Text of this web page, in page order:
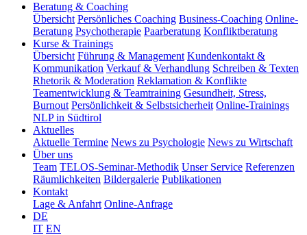
Beratung & Coaching
Übersicht Persönliches Coaching Business-Coaching Online-
Beratung Psychotherapie Paarberatung Konfliktberatung
Kurse & Trainings
Übersicht Führung & Management Kundenkontakt &
Kommunikation Verkauf & Verhandlung Schreiben & Texten
Rhetorik & Moderation Reklamation & Konflikte
Teamentwicklung & Teamtraining Gesundheit, Stress,
Burnout Persönlichkeit & Selbstsicherheit Online-Trainings
NLP in Südtirol
Aktuelles
Aktuelle Termine News zu Psychologie News zu Wirtschaft
Über uns
Team TELOS-Seminar-Methodik Unser Service Referenzen
Räumlichkeiten Bildergalerie Publikationen
Kontakt
Lage & Anfahrt Online-Anfrage
DE
IT EN